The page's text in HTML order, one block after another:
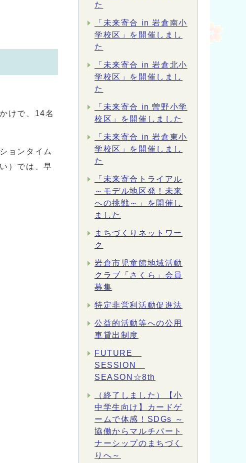
けで、14名
ョンタイム
）では、早
た
「未来寄合 in 岩倉南小
学校区」を開催しまし
た
「未来寄合 in 岩倉北小
学校区」を開催しまし
た
「未来寄合 in 曽野小学
校区」を開催しました
「未来寄合 in 岩倉東小
学校区」を開催しまし
た
「未来寄合トライアル
～モデル地区発！未来
への挑戦～」を開催し
ました
まちづくりネットワー
ク
岩倉市児童館地域活動
クラブ「さくら」会員
募集
特定非営利活動促進法
公益的活動等への公用
車貸出制度
FUTURE
SESSION
SEASON☆8th
（終了しました）【小
中学生向け】カードゲ
ームで体感！SDGs ～
協働からマルチパート
ナーシップのまちづく
りへ～